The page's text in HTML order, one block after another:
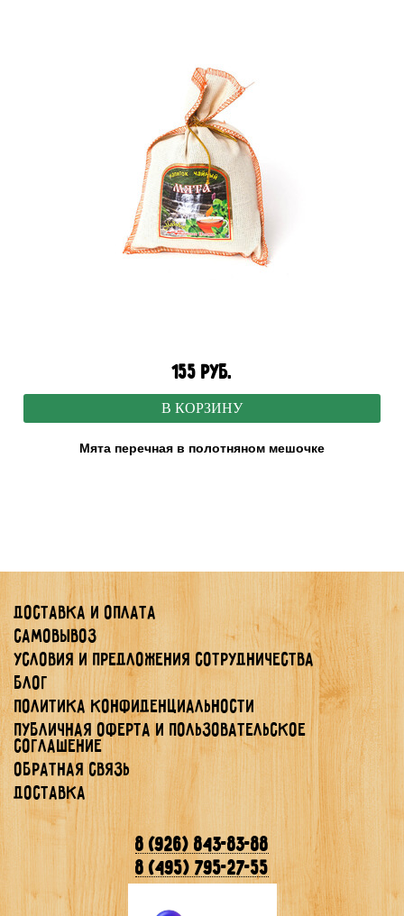
155 руб.
В КОРЗИНУ
Мята перечная в полотняном мешочке
Доставка и оплата
Самовывоз
Условия и предложения сотрудничества
Блог
Политика конфиденциальности
Публичная Оферта и Пользовательское
Соглашение
Обратная связь
Доставка
8 (926) 843-83-88
8 (495) 795-27-55